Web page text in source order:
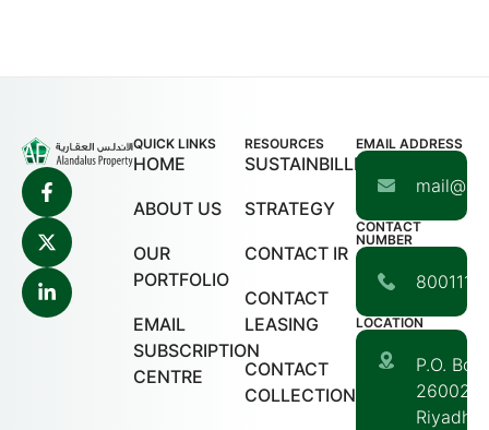
QUICK LINKS
HOME
ABOUT US
OUR
PORTFOLIO
EMAIL
SUBSCRIPTION
CENTRE
RESOURCES
SUSTAINBILLITY
STRATEGY
CONTACT IR
CONTACT
LEASING
CONTACT
COLLECTION
EMAIL ADDRESS
CONTACT
NUMBER
LOCATION
P.O. Box
260020
Riyadh,